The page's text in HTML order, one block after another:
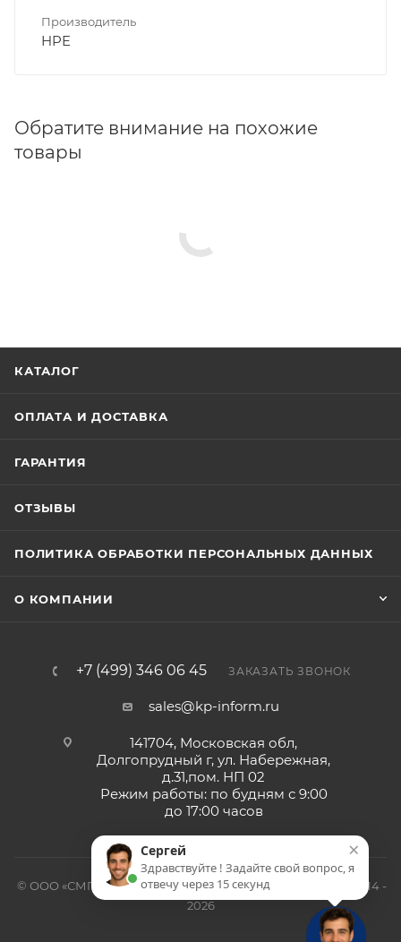
Производитель
HPE
Обратите внимание на похожие
товары
КАТАЛОГ
ОПЛАТА И ДОСТАВКА
ГАРАНТИЯ
ОТЗЫВЫ
ПОЛИТИКА ОБРАБОТКИ ПЕРСОНАЛЬНЫХ ДАННЫХ
О КОМПАНИИ
+7 (499) 346 06 45 ЗАКАЗАТЬ ЗВОНОК
sales@kp-inform.ru
141704, Московская обл,
Долгопрудный г, ул. Набережная,
д.31,пом. НП 02
Режим работы: по будням с 9:00
до 17:00 часов
© ООО «СМП-Проект», поставка серверных запчастей, 2014 -
2026
×
Сергей
Здравствуйте ! Задайте свой вопрос, я
отвечу через 15 секунд